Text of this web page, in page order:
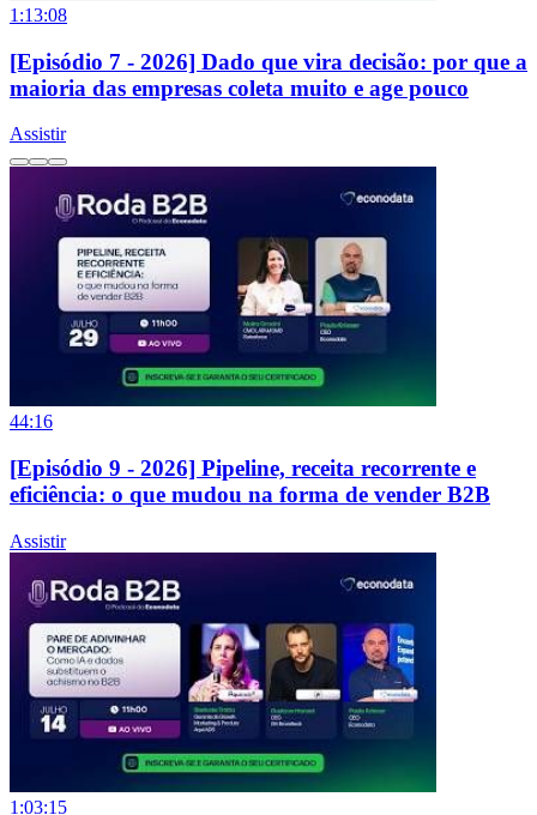
1:13:08
[Episódio 7 - 2026] Dado que vira decisão: por que a
maioria das empresas coleta muito e age pouco
Assistir
44:16
[Episódio 9 - 2026] Pipeline, receita recorrente e
eficiência: o que mudou na forma de vender B2B
Assistir
1:03:15